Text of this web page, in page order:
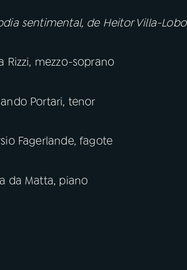
sentimental, de Heitor Villa-
Rizzi, mezzo-soprano
Portari, tenor
Fagerlande, fagote
da Matta, piano